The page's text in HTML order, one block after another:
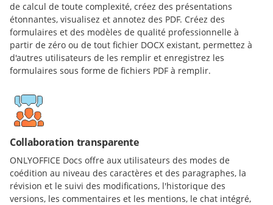
de calcul de toute complexité, créez des présentations
étonnantes, visualisez et annotez des PDF. Créez des
formulaires et des modèles de qualité professionnelle à
partir de zéro ou de tout fichier DOCX existant, permettez à
d'autres utilisateurs de les remplir et enregistrez les
formulaires sous forme de fichiers PDF à remplir.
Collaboration transparente
ONLYOFFICE Docs offre aux utilisateurs des modes de
coédition au niveau des caractères et des paragraphes, la
révision et le suivi des modifications, l'historique des
versions, les commentaires et les mentions, le chat intégré,